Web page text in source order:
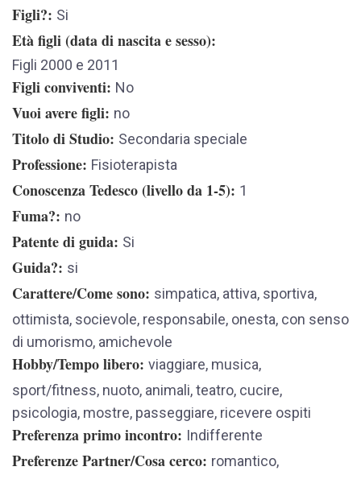
Figli? Si
Età figli (data di nascita e sesso)
Figli 2000 e 2011
Figli conviventi No
Vuoi avere figli no
Titolo di Studio Secondaria speciale
Professione Fisioterapista
Conoscenza Tedesco (livello da 1-5) 1
Fuma? no
Patente di guida Si
Guida? si
Carattere/Come sono simpatica, attiva, sportiva,
ottimista, socievole, responsabile, onesta, con senso
di umorismo, amichevole
Hobby/Tempo libero viaggiare, musica,
sport/fitness, nuoto, animali, teatro, cucire,
psicologia, mostre, passeggiare, ricevere ospiti
Preferenza primo incontro Indifferente
Preferenze Partner/Cosa cerco romantico,